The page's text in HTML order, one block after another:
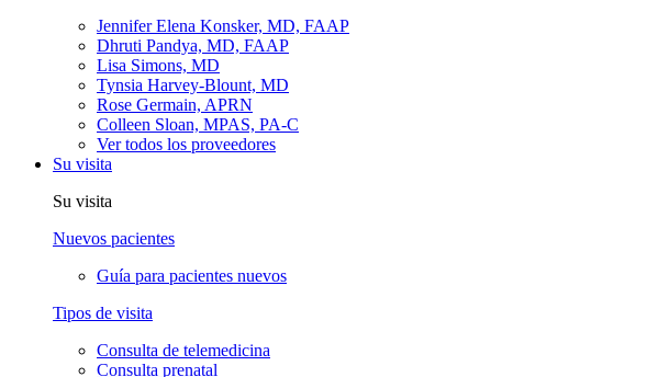
Jennifer Elena Konsker, MD, FAAP
Dhruti Pandya, MD, FAAP
Lisa Simons, MD
Tynsia Harvey-Blount, MD
Rose Germain, APRN
Colleen Sloan, MPAS, PA-C
Ver todos los proveedores
Su visita
Su visita
Nuevos pacientes
Guía para pacientes nuevos
Tipos de visita
Consulta de telemedicina
Consulta prenatal